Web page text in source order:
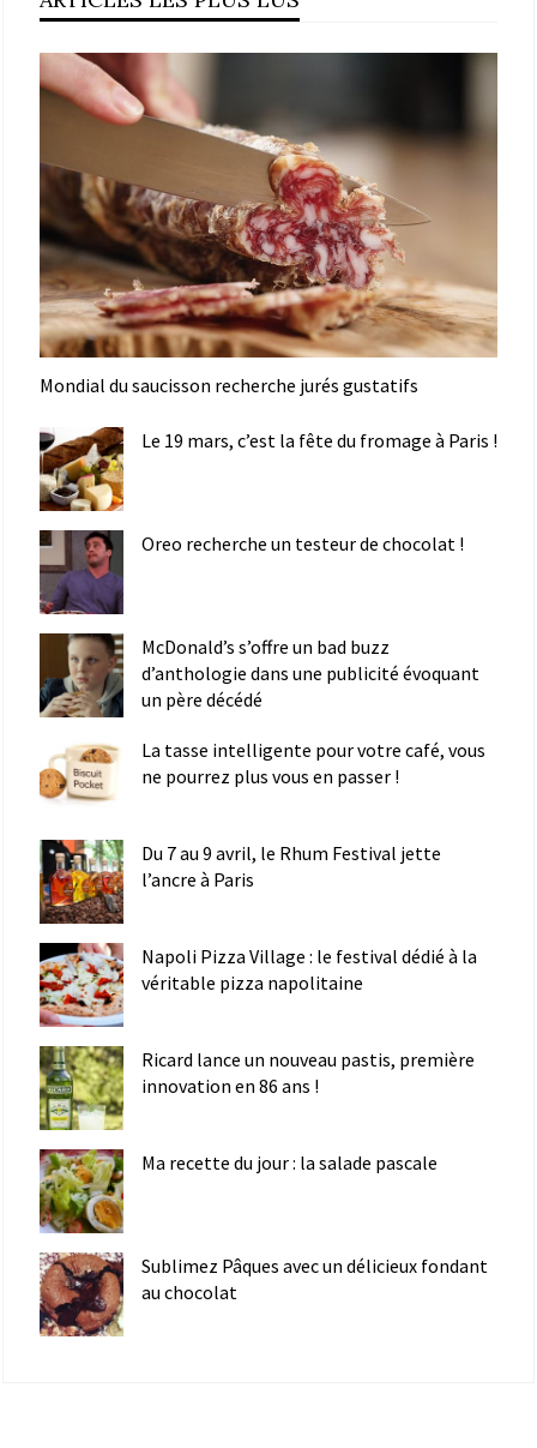
Mondial du saucisson recherche jurés gustatifs
Le 19 mars, c’est la fête du fromage à Paris !
Oreo recherche un testeur de chocolat !
McDonald’s s’offre un bad buzz
d’anthologie dans une publicité évoquant
un père décédé
La tasse intelligente pour votre café, vous
ne pourrez plus vous en passer !
Du 7 au 9 avril, le Rhum Festival jette
l’ancre à Paris
Napoli Pizza Village : le festival dédié à la
véritable pizza napolitaine
Ricard lance un nouveau pastis, première
innovation en 86 ans !
Ma recette du jour : la salade pascale
Sublimez Pâques avec un délicieux fondant
au chocolat